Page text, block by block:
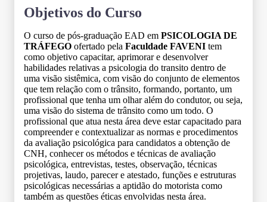
Objetivos do Curso
O curso de pós-graduação EAD em PSICOLOGIA DE
TRÁFEGO ofertado pela Faculdade FAVENI tem
como objetivo capacitar, aprimorar e desenvolver
habilidades relativas a psicologia do transito dentro de
uma visão sistêmica, com visão do conjunto de elementos
que tem relação com o trânsito, formando, portanto, um
profissional que tenha um olhar além do condutor, ou seja,
uma visão do sistema de trânsito como um todo. O
profissional que atua nesta área deve estar capacitado para
compreender e contextualizar as normas e procedimentos
da avaliação psicológica para candidatos a obtenção de
CNH, conhecer os métodos e técnicas de avaliação
psicológica, entrevistas, testes, observação, técnicas
projetivas, laudo, parecer e atestado, funções e estruturas
psicológicas necessárias a aptidão do motorista como
também as questões éticas envolvidas nesta área.